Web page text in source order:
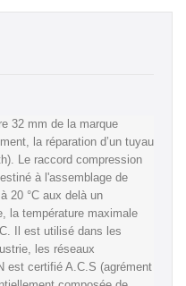
32 mm de la marque
la réparation d’un tuyau
Le raccord compression
à l'assemblage de
20 °C aux delà un
la température maximale
Il est utilisé dans les
les réseaux
est certifié A.C.S (agrément